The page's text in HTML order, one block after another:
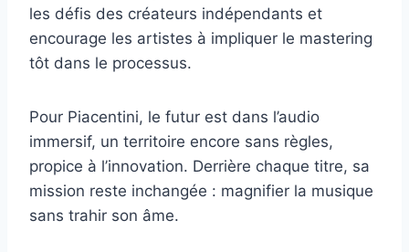
les défis des créateurs indépendants et
encourage les artistes à impliquer le mastering
tôt dans le processus.
Pour Piacentini, le futur est dans l’audio
immersif, un territoire encore sans règles,
propice à l’innovation. Derrière chaque titre, sa
mission reste inchangée : magnifier la musique
sans trahir son âme.